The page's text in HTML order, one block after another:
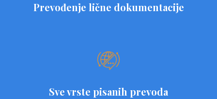
Prevođenje lične dokumentacije
Sve vrste pisanih prevoda